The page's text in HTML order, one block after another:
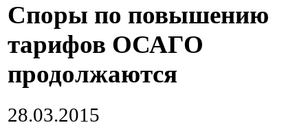
Споры по повышению
тарифов ОСАГО
продолжаются
28.03.2015